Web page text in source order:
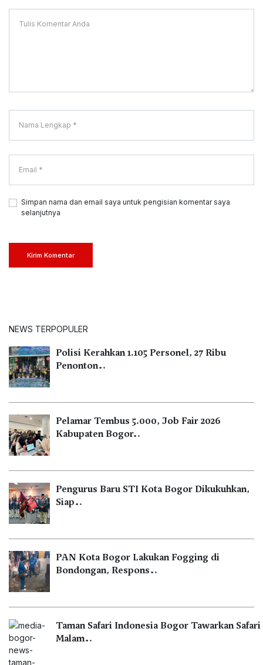
Simpan nama dan email saya untuk pengisian komentar saya
selanjutnya
Kirim Komentar
NEWS TERPOPULER
Polisi Kerahkan 1.105 Personel, 27 Ribu
Penonton…
Pelamar Tembus 5.000, Job Fair 2026
Kabupaten Bogor…
Pengurus Baru STI Kota Bogor Dikukuhkan,
Siap…
PAN Kota Bogor Lakukan Fogging di
Bondongan, Respons…
Taman Safari Indonesia Bogor Tawarkan Safari
Malam…